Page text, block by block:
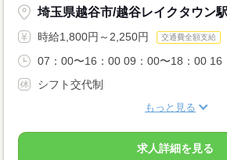
埼玉県越谷市/越谷レイクタウン駅
時給1,800円～2,250円 交通費全額支給
07：00〜16：00 09：00〜18：00 16
シフト交代制
もっと見る
求人詳細を見る